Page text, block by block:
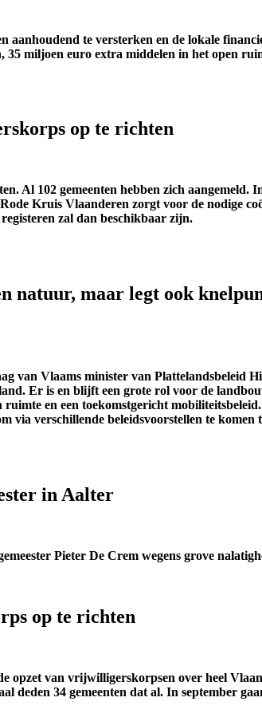
aanhoudend te versterken en de lokale
, 35 miljoen euro extra middelen in het open
op te richten
Al 102 gemeenten hebben zich aangemeld.
Rode Kruis Vlaanderen zorgt voor de nodige
zal dan beschikbaar zijn.
natuur, maar legt ook
van Vlaams minister van Plattelandsbeleid
Er is en blijft een grote rol voor de
en een toekomstgericht
verschillende beleidsvoorstellen te
in Aalter
Pieter De Crem wegens grove
op te richten
van vrijwilligerskorpsen over heel
deden 34 gemeenten dat al. In september